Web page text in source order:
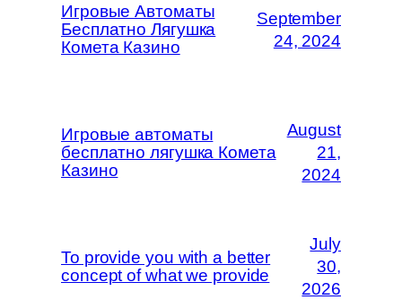
Игровые Автоматы
Бесплатно Лягушка
Комета Казино
September
24, 2024
Игровые автоматы
бесплатно лягушка Комета
Казино
August
21,
2024
To provide you with a better
concept of what we provide
July
30,
2026